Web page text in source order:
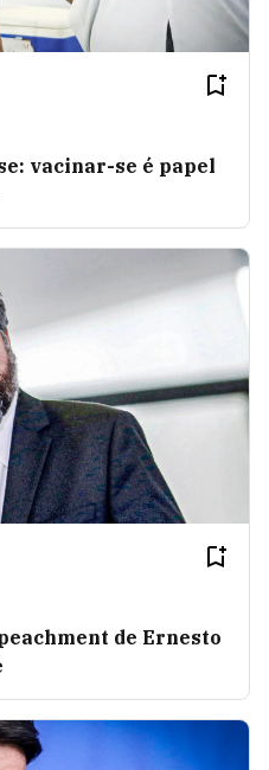
vacinar-se é papel
de Ernesto